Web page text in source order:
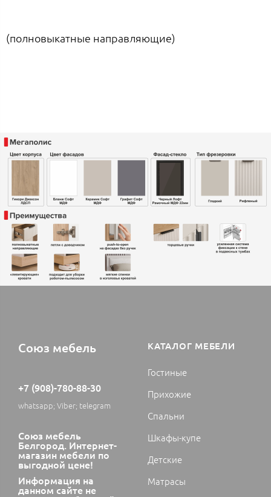
(полновыкатные направляющие)
Союз мебель
+7 (908)-780-88-30
whatsapp; Viber; telegram
Союз мебель
Белгород. Интернет-
магазин мебели по
выгодной цене!
Информация на
данном сайте не
КАТАЛОГ МЕБЕЛИ
Гостиные
Прихожие
Спальни
Шкафы-купе
Детские
Матрасы